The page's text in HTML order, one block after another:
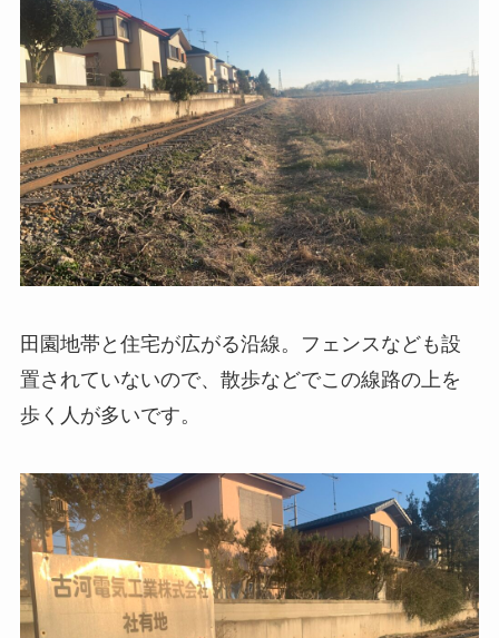
田園地帯と住宅が広がる沿線。フェンスなども設
置されていないので、散歩などでこの線路の上を
歩く人が多いです。